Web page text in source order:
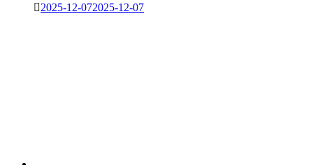
2025-12-072025-12-07